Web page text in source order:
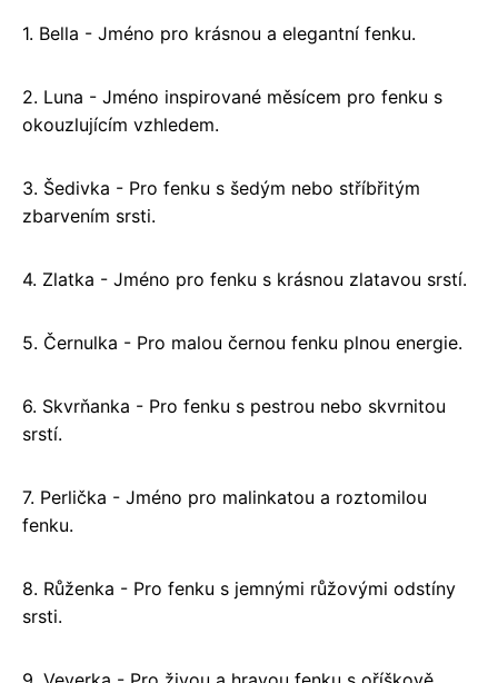
1. Bella - Jméno pro krásnou a elegantní fenku.
2. Luna - Jméno inspirované měsícem pro fenku s
okouzlujícím vzhledem.
3. Šedivka - Pro fenku s šedým nebo stříbřitým
zbarvením srsti.
4. Zlatka - Jméno pro fenku s krásnou zlatavou srstí.
5. Černulka - Pro malou černou fenku plnou energie.
6. Skvrňanka - Pro fenku s pestrou nebo skvrnitou
srstí.
7. Perlička - Jméno pro malinkatou a roztomilou
fenku.
8. Růženka - Pro fenku s jemnými růžovými odstíny
srsti.